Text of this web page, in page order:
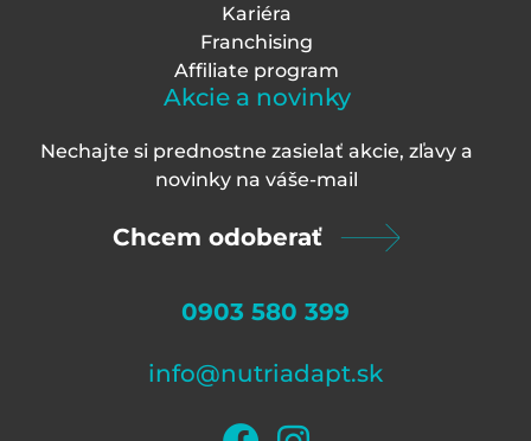
Kariéra
Franchising
Affiliate program
Akcie a novinky
Nechajte si prednostne zasielať akcie, zľavy a
novinky na váše-mail
Chcem odoberať
0903 580 399
info@nutriadapt.sk